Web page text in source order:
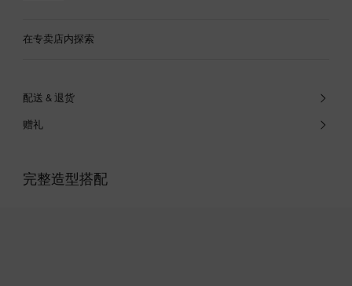
在专卖店内探索
配送 & 退货
赠礼
完整造型搭配